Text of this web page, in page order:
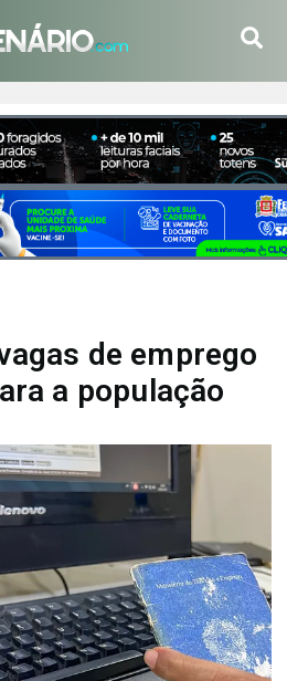
de emprego
a população